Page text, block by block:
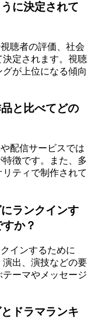
に決定されて
聴者の評価、社会
定されます。視聴
が上位になる傾向
と比べてどの
配信サービスでは
徴です。また、多
ティで制作されて
ランクインす
か？
インするために
出、演技などの要
ーマやメッセージ
ドラマランキ